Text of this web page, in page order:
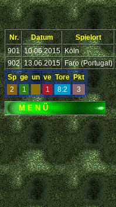
Nr. Datum Spielort
901 10.06.2015 Köln
902 13.06.2015 Faro (Portugal)
Sp ge un ve Tore Pkt
2
1 1 8:2 3
M E N Ü